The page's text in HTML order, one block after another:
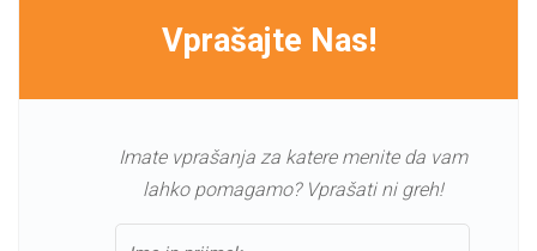
Vprašajte Nas!
Imate vprašanja za katere menite da vam
lahko pomagamo? Vprašati ni greh!